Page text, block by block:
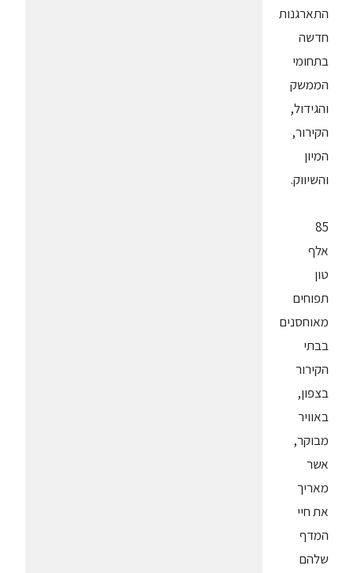
התארגנות
חדשה
בתחומי
הממשק
והגידול,
הקירור,
המיון
והשיווק.
85
אלף
טון
תפוחים
מאוחסנים
בבתי
הקירור
בצפון,
באוויר
מבוקר,
אשר
מאריך
את חיי
המדף
שלהם